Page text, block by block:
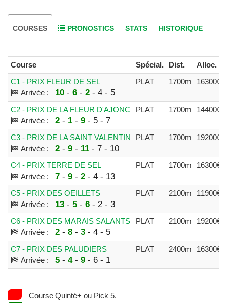
COURSES PRONOSTICS STATS HISTORIQUE
Course Spécial. Dist. Alloc.
C1 - PRIX FLEUR DE SEL
Arrivée :
10- 6- 2- 4 - 5
PLAT 1700m 16300€
C2 - PRIX DE LA FLEUR D'AJONC
Arrivée :
2- 1 - 9- 5 - 7
PLAT 1700m 14400€
C3 - PRIX DE LA SAINT VALENTIN
Arrivée :
2- 9- 11 - 7 - 10
PLAT 1700m 19200€
C4 - PRIX TERRE DE SEL
Arrivée :
7- 9- 2- 4 - 13
PLAT 1700m 16300€
C5 - PRIX DES OEILLETS
Arrivée :
13- 5- 6- 2 - 3
PLAT 2100m 11900€
C6 - PRIX DES MARAIS SALANTS
Arrivée :
2- 8- 3- 4 - 5
PLAT 2100m 19200€
C7 - PRIX DES PALUDIERS
Arrivée :
5- 4- 9- 6 - 1
PLAT 2400m 16300€
Course Quinté+ ou Pick 5.